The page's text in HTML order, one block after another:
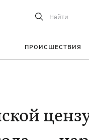
Найти
ПРОИСШЕСТВИЯ